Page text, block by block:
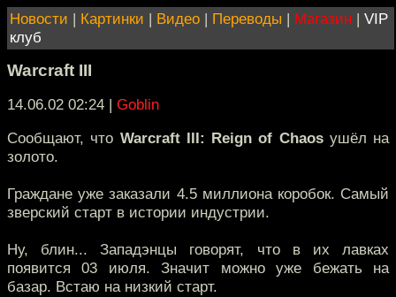
Новости | Картинки | Видео | Переводы | Магазин | VIP
клуб
Warcraft III
14.06.02 02:24 | Goblin
Сообщают, что Warcraft III: Reign of Chaosушёл на
золото.
Граждане уже заказали 4.5 миллиона коробок. Самый
зверский старт в истории индустрии.
Ну, блин... Западэнцы говорят, что в их лавках
появится 03 июля. Значит можно уже бежать на
базар. Встаю на низкий старт.